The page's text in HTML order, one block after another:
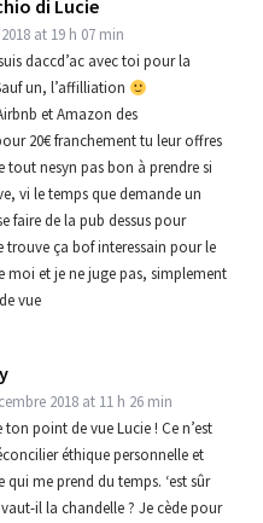
di Lucie
at 19 h 07 min
daccd’ac avec toi pour la
un, l’affilliation
et Amazon des
20€ franchement tu leur offres
tout nesyn pas bon à prendre si
vi le temps que demande un
faire de la pub dessus pour
trouve ça bof interessain pour le
moi et je ne juge pas, simplement
vue
2018 at 11 h 26 min
ton point de vue Lucie ! Ce n’est
éthique personnelle et
me prend du temps. ‘est sûr
il la chandelle ? Je cède pour